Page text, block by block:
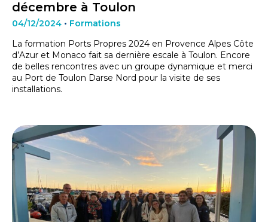
décembre à Toulon
04/12/2024 • Formations
La formation Ports Propres 2024 en Provence Alpes Côte
d’Azur et Monaco fait sa dernière escale à Toulon. Encore
de belles rencontres avec un groupe dynamique et merci
au Port de Toulon Darse Nord pour la visite de ses
installations.